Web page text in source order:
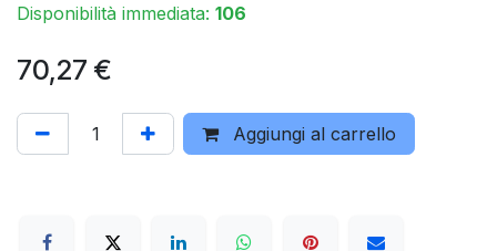
Disponibilità immediata: 106
70,27 €
Aggiungi al carrello